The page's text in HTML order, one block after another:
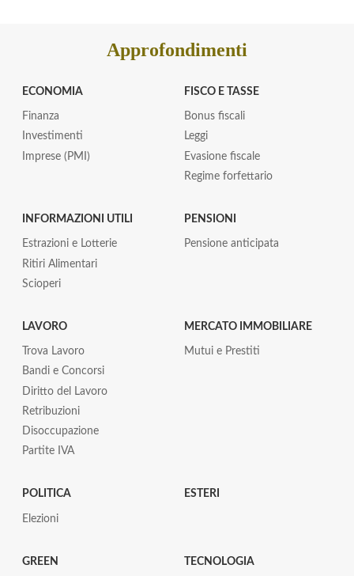
Approfondimenti
ECONOMIA
Finanza
Investimenti
Imprese (PMI)
FISCO E TASSE
Bonus fiscali
Leggi
Evasione fiscale
Regime forfettario
INFORMAZIONI UTILI
Estrazioni e Lotterie
Ritiri Alimentari
Scioperi
PENSIONI
Pensione anticipata
LAVORO
Trova Lavoro
Bandi e Concorsi
Diritto del Lavoro
Retribuzioni
Disoccupazione
Partite IVA
MERCATO IMMOBILIARE
Mutui e Prestiti
POLITICA
Elezioni
ESTERI
GREEN TECNOLOGIA